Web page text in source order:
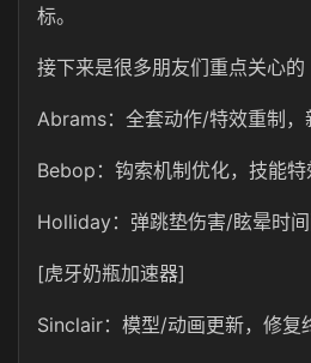
标。
接下来是很多朋友们重点关心的
Abrams：全套动作/特效重制，
Bebop：钩索机制优化，技能
Holliday：弹跳垫伤害/眩晕时
[虎牙奶瓶加速器]
Sinclair：模型/动画更新，修复